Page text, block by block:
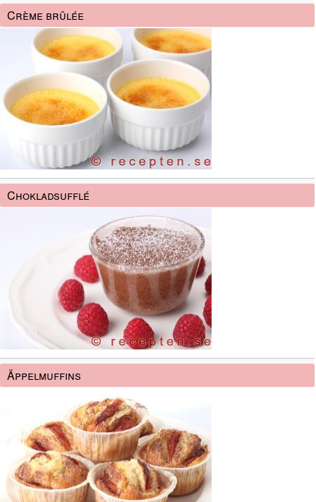
Crème brûlée
Chokladsufflé
Äppelmuffins